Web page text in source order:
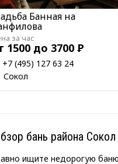
Банная на
за час
1500 до 3700 Р
Сокол
+7 (495) 127 63 24
бань района Сокол
ищите недорогую баню